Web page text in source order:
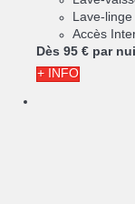
Lave-linge
Accès
Dès 95 € par
+ INFO